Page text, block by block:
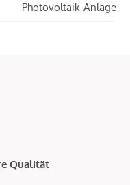
Photovoltaik-Anlage
Qualität